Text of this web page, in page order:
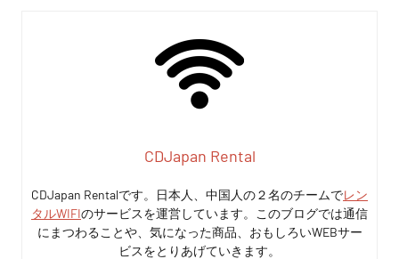
CDJapan Rental
CDJapan Rentalです。日本人、中国人の２名のチームでレン
タルWIFIのサービスを運営しています。このブログでは通信
にまつわることや、気になった商品、おもしろいWEBサー
ビスをとりあげていきます。